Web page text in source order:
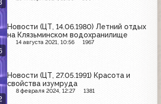
Новости (ЦТ, 14.06.1980) Летний отдых
на Клязьминском водохранилище
14 августа 2021, 10:56 1967
Новости (ЦТ, 27.05.1991) Красота и
свойства изумруда
8 февраля 2024, 12:27 1381